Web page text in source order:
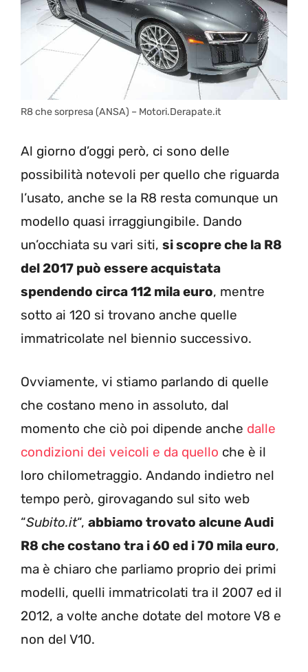
R8 che sorpresa (ANSA) – Motori.Derapate.it
Al giorno d’oggi però, ci sono delle
possibilità notevoli per quello che riguarda
l’usato, anche se la R8 resta comunque un
modello quasi irraggiungibile. Dando
un’occhiata su vari siti, si scopre che la R8
del 2017 può essere acquistata
spendendo circa 112 mila euro, mentre
sotto ai 120 si trovano anche quelle
immatricolate nel biennio successivo.
Ovviamente, vi stiamo parlando di quelle
che costano meno in assoluto, dal
momento che ciò poi dipende anche dalle
condizioni dei veicoli e da quello che è il
loro chilometraggio. Andando indietro nel
tempo però, girovagando sul sito web
“Subito.it“, abbiamo trovato alcune Audi
R8 che costano tra i 60 ed i 70 mila euro,
ma è chiaro che parliamo proprio dei primi
modelli, quelli immatricolati tra il 2007 ed il
2012, a volte anche dotate del motore V8 e
non del V10.